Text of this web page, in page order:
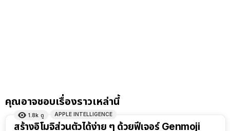
คุณอาจชอบเรื่องราวเหล่านี้
1.8k ดู APPLE INTELLIGENCE
สร้างอิโมจิส่วนตัวได้ง่าย ๆ ด้วยฟีเจอร์ Genmoji